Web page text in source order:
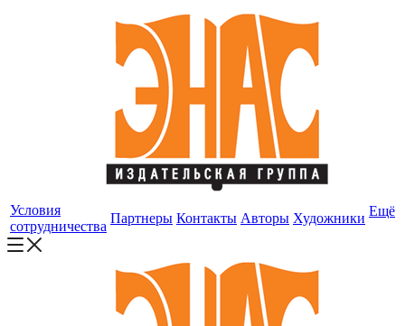
Условия
сотрудничества
Партнеры Контакты Авторы Художники Ещё